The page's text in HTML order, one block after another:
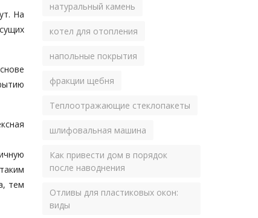
На
тем
натуральный камень
котел для отопления
напольные покрытия
фракции щебня
Теплоотражающие стеклопакеты
шлифовальная машина
Как привести дом в порядок
после наводнения
Отливы для пластиковых окон:
виды